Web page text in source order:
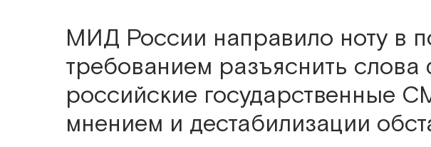
МИД России направило ноту в
требованием разъяснить
российские государственные
мнением и дестабилизации